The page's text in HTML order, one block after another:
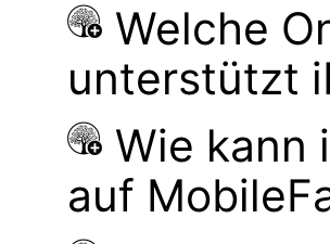
Welche
unterstützt
Wie kann
auf